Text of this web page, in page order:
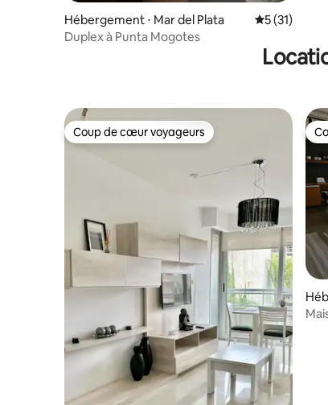
Hébergement ⋅ Mar del Plata Évaluation
5 (31)
Duplex à Punta Mogotes
Coup de cœur voyageurs
Coup de cœur voyageurs